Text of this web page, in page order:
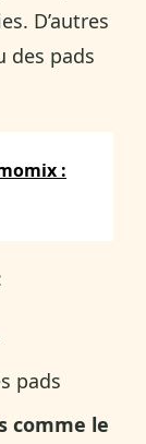
D’autres
des pads
:
pads
comme le